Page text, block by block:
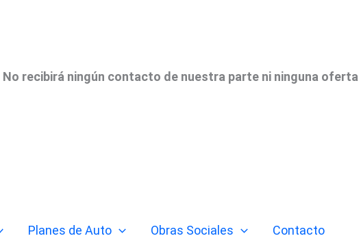
No recibirá ningún contacto de nuestra parte ni ninguna oferta
Planes de Auto Obras Sociales Contacto